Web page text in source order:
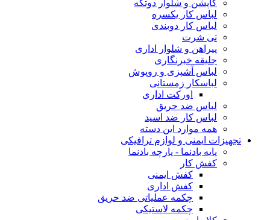
کاپشن و شلوار دوتکه
لباس کار یکسره
لباس کار دوبندی
تی شرت
پیراهن و شلوار اداری
جلیقه خبرنگاری
لباس آشپزی و روپوش
لباسکار زمستانی
اورکت اداری
لباس ضد حریق
لباس کار ضد اسید
همه موارد این دسته
تجهیزات ایمنی و لوازم ترافیکی
پایه بادنما - پارچه بادنما
کفش کار
کفش ایمنی
کفش اداری
چکمه عملیاتی ضد حریق
چکمه لاستیکی